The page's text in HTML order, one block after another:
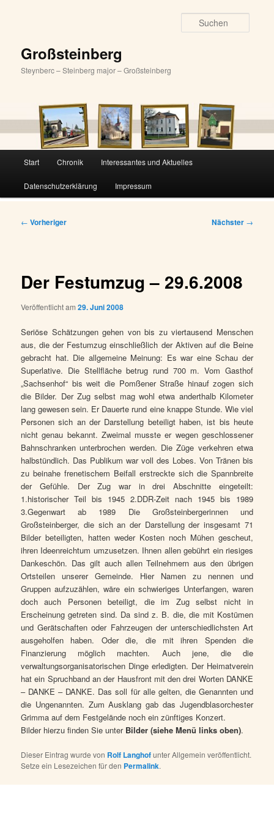
Großsteinberg
Steynberc – Steinberg major – Großsteinberg
Start Chronik Interessantes und Aktuelles
Datenschutzerklärung Impressum
Beitragsnavigation
← Vorheriger Nächster →
Der Festumzug – 29.6.2008
Veröffentlicht am29. Juni 2008
Seriöse Schätzungen gehen von bis zu viertausend Menschen
aus, die der Festumzug einschließlich der Aktiven auf die Beine
gebracht hat. Die allgemeine Meinung: Es war eine Schau der
Superlative. Die Stellfläche betrug rund 700 m. Vom Gasthof
„Sachsenhof“ bis weit die Pomßener Straße hinauf zogen sich
die Bilder. Der Zug selbst mag wohl etwa anderthalb Kilometer
lang gewesen sein. Er Dauerte rund eine knappe Stunde. Wie viel
Personen sich an der Darstellung beteiligt haben, ist bis heute
nicht genau bekannt. Zweimal musste er wegen geschlossener
Bahnschranken unterbrochen werden. Die Züge verkehren etwa
halbstündlich. Das Publikum war voll des Lobes. Von Tränen bis
zu beinahe frenetischem Beifall erstreckte sich die Spannbreite
der Gefühle. Der Zug war in drei Abschnitte eingeteilt:
1.historischer Teil bis 1945 2.DDR-Zeit nach 1945 bis 1989
3.Gegenwart ab 1989 Die Großsteinbergerinnen und
Großsteinberger, die sich an der Darstellung der insgesamt 71
Bilder beteiligten, hatten weder Kosten noch Mühen gescheut,
ihren Ideenreichtum umzusetzen. Ihnen allen gebührt ein riesiges
Dankeschön. Das gilt auch allen Teilnehmern aus den übrigen
Ortsteilen unserer Gemeinde. Hier Namen zu nennen und
Gruppen aufzuzählen, wäre ein schwieriges Unterfangen, waren
doch auch Personen beteiligt, die im Zug selbst nicht in
Erscheinung getreten sind. Da sind z. B. die, die mit Kostümen
und Gerätschaften oder Fahrzeugen der unterschiedlichsten Art
ausgeholfen haben. Oder die, die mit ihren Spenden die
Finanzierung möglich machten. Auch jene, die die
verwaltungsorganisatorischen Dinge erledigten. Der Heimatverein
hat ein Spruchband an der Hausfront mit den drei Worten DANKE
– DANKE – DANKE. Das soll für alle gelten, die Genannten und
die Ungenannten. Zum Ausklang gab das Jugendblasorchester
Grimma auf dem Festgelände noch ein zünftiges Konzert.
Bilder hierzu finden Sie unter Bilder (siehe Menü links oben).
Dieser Eintrag wurde von Rolf Langhofunter Allgemein veröffentlicht.
Setze ein Lesezeichen für den Permalink.